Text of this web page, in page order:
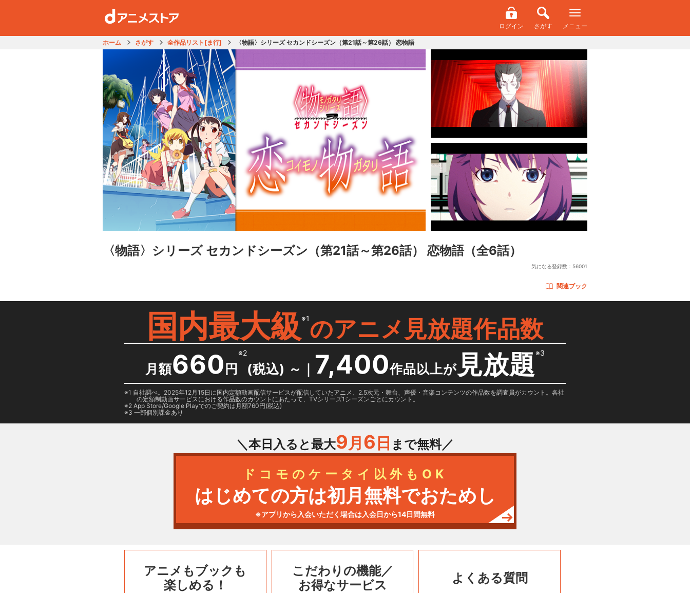
ログイン さがす メニュー
ホーム さがす 全作品リスト[ま行] 〈物語〉シリーズ セカンドシーズン（第21話～第26話） 恋物語
〈物語〉シリーズ セカンドシーズン（第21話～第26話） 恋物語（全6話）
気になる登録数： 56001
関連ブック
国内最大級 ※1のアニメ見放題作品数
月額660 円
※2
(税込) ～ ｜ 7,400作品以上が 見放題※3
1 自社調べ。2025年12月15日に国内定額動画配信サービスが配信していたアニメ、2.5次元・舞台、声優・音楽コンテンツの作品数を調査員がカウント。各社
の定額制動画サービスにおける作品数のカウントにあたって、TVシリーズ1シーズンごとにカウント。
2 App Store/Google Playでのご契約は月額760円(税込)
3 一部個別課金あり
＼本日入ると最大9月 6 日 まで無料／
ドコモのケータイ以外もOK
はじめての方は初月無料でおためし
※アプリから入会いただく場合は入会日から14日間無料
アニメもブックも
楽しめる！
こだわりの機能／
お得なサービス
よくある質問